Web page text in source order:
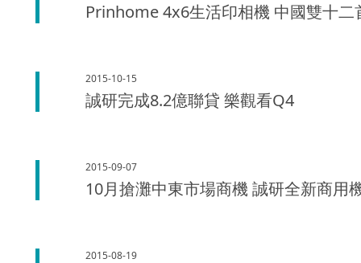
Prinhome 4x6生活印相機 中國雙十二
2015-10-15
誠研完成8.2億聯貸 樂觀看Q4
2015-09-07
10月搶灘中東市場商機 誠研全新商用
2015-08-19